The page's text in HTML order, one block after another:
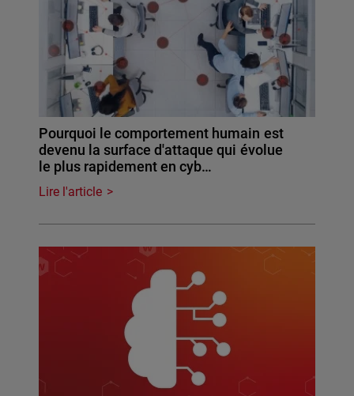
Pourquoi le comportement humain est
devenu la surface d'attaque qui évolue
le plus rapidement en cyb…
Lire l'article